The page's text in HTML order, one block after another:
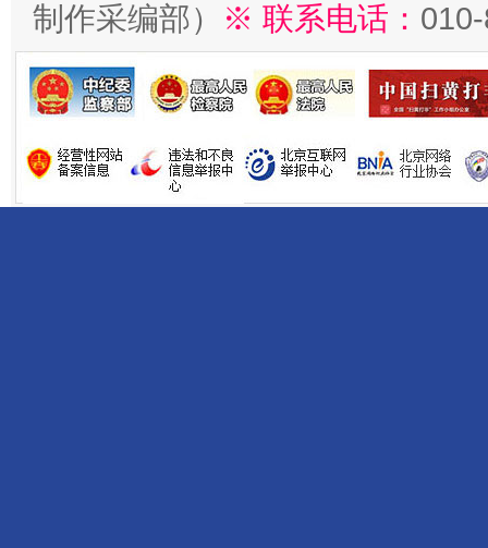
制作采编部）
※ 联系电话：